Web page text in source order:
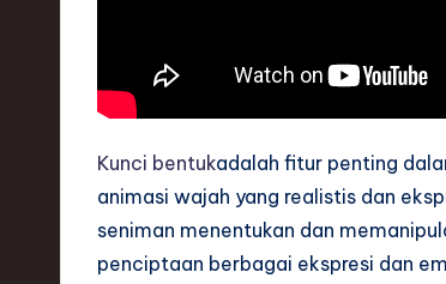
w
Kunci bentukadalah fitur penting
animasi wajah yang realistis dan
seniman menentukan dan
penciptaan berbagai ekspresi dan